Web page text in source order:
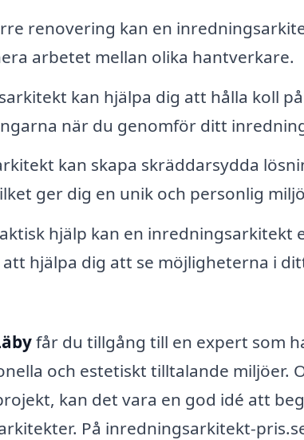
renovering kan en
arbetet mellan olika hantverkare.
kan hjälpa dig att hålla koll på
när du genomför ditt
kan skapa skräddarsydda
ger dig en unik och personlig
hjälp kan en inredningsarkitekt
hjälpa dig att se möjligheterna i
får du tillgång till en expert som
och estetiskt tilltalande miljöer.
kan det vara en god idé att
På inredningsarkitekt-